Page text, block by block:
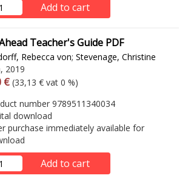
Add to cart
Teacher's Guide PDF
Rebecca von; Stevenage, Christine
2019
hinta
€ Excl. vat
(33,13 € vat 0 %)
number 9789511340034
download
purchase immediately available for
Add to cart